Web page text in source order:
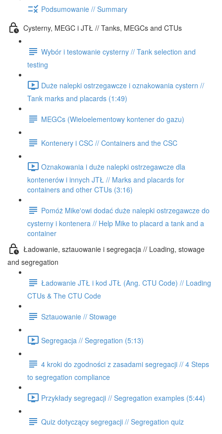
Podsumowanie // Summary
Cysterny, MEGC i JTŁ // Tanks, MEGCs and CTUs
Wybór i testowanie cysterny // Tank selection and
testing
Duże nalepki ostrzegawcze i oznakowania cystern //
Tank marks and placards (1:49)
MEGCs (Wieloelementowy kontener do gazu)
Kontenery i CSC // Containers and the CSC
Oznakowania i duże nalepki ostrzegawcze dla
kontenerów i innych JTŁ // Marks and placards for
containers and other CTUs (3:16)
Pomóż Mike'owi dodać duże nalepki ostrzegawcze do
cysterny i kontenera // Help Mike to placard a tank and a
container
Ładowanie, sztauowanie i segregacja // Loading, stowage
and segregation
Ładowanie JTŁ i kod JTŁ (Ang. CTU Code) // Loading
CTUs & The CTU Code
Sztauowanie // Stowage
Segregacja // Segregation (5:13)
4 kroki do zgodności z zasadami segregacji // 4 Steps
to segregation compliance
Przykłady segregacji // Segregation examples (5:44)
Quiz dotyczący segregacji // Segregation quiz